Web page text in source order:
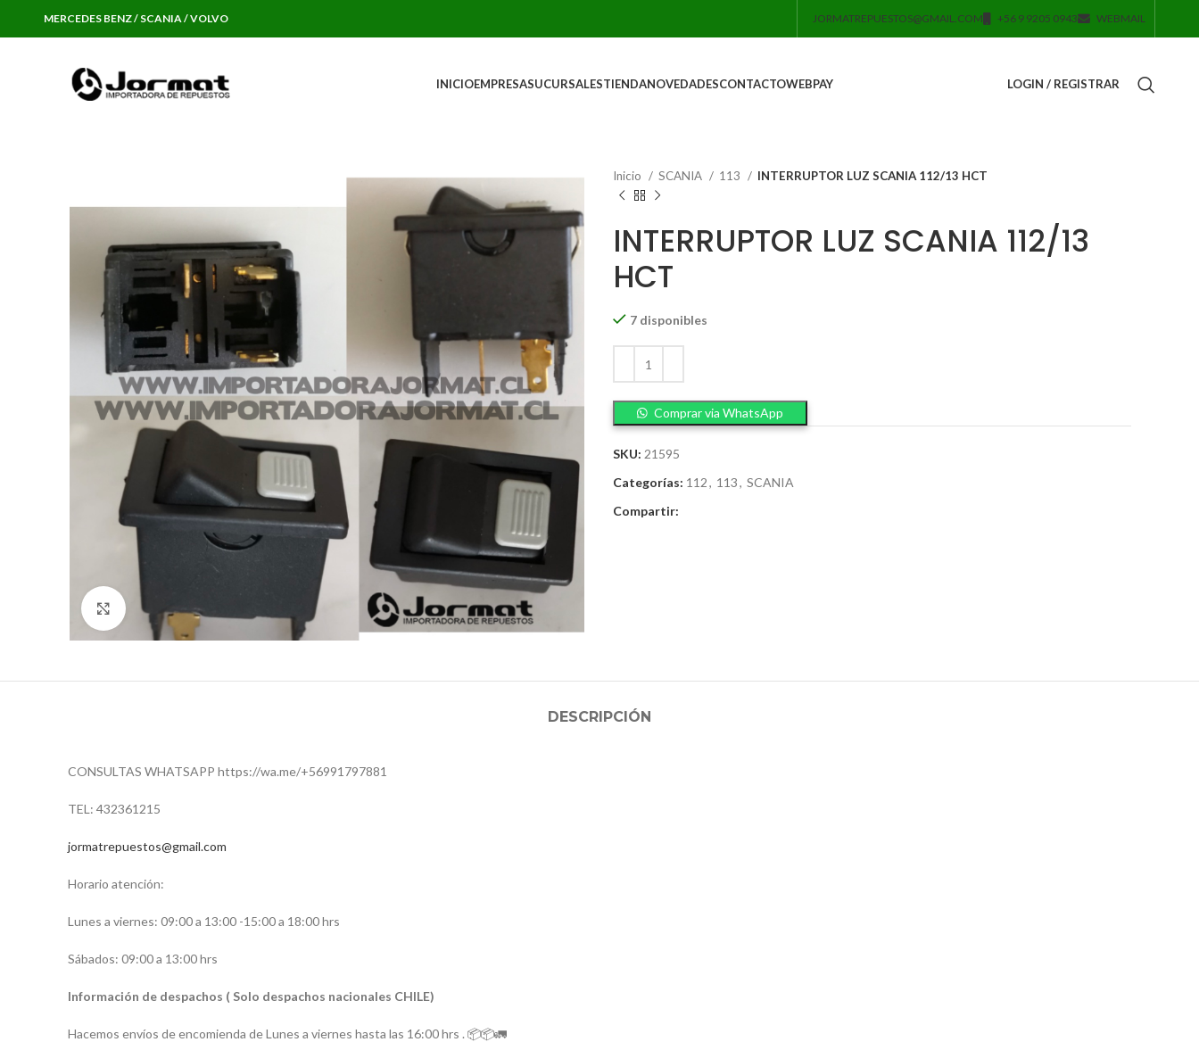
MERCEDES BENZ / SCANIA / VOLVO JORMATREPUESTOS@GMAIL.COM +56 9 9205 0943 WEBMAIL
INICIOEMPRESASUCURSALESTIENDANOVEDADESCONTACTOWEBPAY LOGIN / REGISTRAR
Click to enlarge
Inicio SCANIA 113 INTERRUPTOR LUZ SCANIA 112/13 HCT
INTERRUPTOR LUZ SCANIA 112/13
HCT
7 disponibles
Comprar via WhatsApp
SKU: 21595
Categorías: 112, 113, SCANIA
Compartir:
DESCRIPCIÓN
CONSULTAS WHATSAPP https://wa.me/+56991797881
TEL: 432361215
jormatrepuestos@gmail.com
Horario atención:
Lunes a viernes: 09:00 a 13:00 -15:00 a 18:00 hrs
Sábados: 09:00 a 13:00 hrs
Información de despachos ( Solo despachos nacionales CHILE)
Hacemos envíos de encomienda de Lunes a viernes hasta las 16:00 hrs . 📦📦🚛